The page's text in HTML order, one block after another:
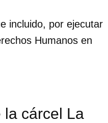
incluido, por ejecutar
Humanos en
la cárcel La